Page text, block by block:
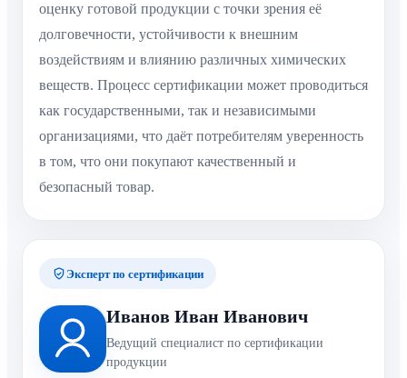
оценку готовой продукции с точки зрения её
долговечности, устойчивости к внешним
воздействиям и влиянию различных химических
веществ. Процесс сертификации может проводиться
как государственными, так и независимыми
организациями, что даёт потребителям уверенность
в том, что они покупают качественный и
безопасный товар.
Эксперт по сертификации
Иванов Иван Иванович
Ведущий специалист по сертификации
продукции